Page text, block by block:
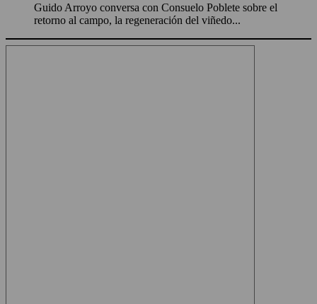
Guido Arroyo conversa con Consuelo Poblete sobre el
retorno al campo, la regeneración del viñedo...